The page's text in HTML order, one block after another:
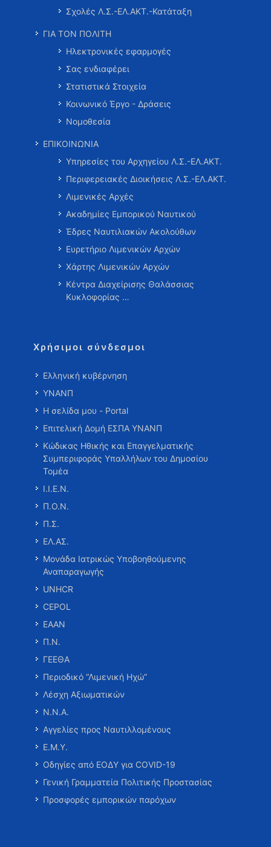
Σχολές Λ.Σ.-ΕΛ.ΑΚΤ.-Κατάταξη
ΓΙΑ ΤΟΝ ΠΟΛΙΤΗ
Ηλεκτρονικές εφαρμογές
Σας ενδιαφέρει
Στατιστικά Στοιχεία
Κοινωνικό Έργο - Δράσεις
Νομοθεσία
ΕΠΙΚΟΙΝΩΝΙΑ
Υπηρεσίες του Αρχηγείου Λ.Σ.-ΕΛ.ΑΚΤ.
Περιφερειακές Διοικήσεις Λ.Σ.-ΕΛ.ΑΚΤ.
Λιμενικές Αρχές
Ακαδημίες Εμπορικού Ναυτικού
Έδρες Ναυτιλιακών Ακολούθων
Ευρετήριο Λιμενικών Αρχών
Χάρτης Λιμενικών Αρχών
Κέντρα Διαχείρισης Θαλάσσιας
Κυκλοφορίας …
Χρήσιμοι σύνδεσμοι
Ελληνική κυβέρνηση
ΥΝΑΝΠ
Η σελίδα μου - Portal
Επιτελική Δομή ΕΣΠΑ ΥΝΑΝΠ
Κώδικας Ηθικής και Επαγγελματικής
Συμπεριφοράς Υπαλλήλων του Δημοσίου
Τομέα
Ι.Ι.Ε.Ν.
Π.Ο.Ν.
Π.Σ.
ΕΛ.ΑΣ.
Μονάδα Ιατρικώς Υποβοηθούμενης
Αναπαραγωγής
UNHCR
CEPOL
ΕΑΑΝ
Π.Ν.
ΓΕΕΘΑ
Περιοδικό “Λιμενική Ηχώ”
Λέσχη Αξιωματικών
Ν.Ν.Α.
Αγγελίες προς Ναυτιλλομένους
Ε.Μ.Υ.
Οδηγίες από ΕΟΔΥ για COVID-19
Γενική Γραμματεία Πολιτικής Προστασίας
Προσφορές εμπορικών παρόχων